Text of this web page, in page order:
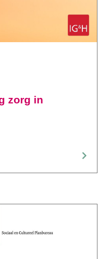
zorg in